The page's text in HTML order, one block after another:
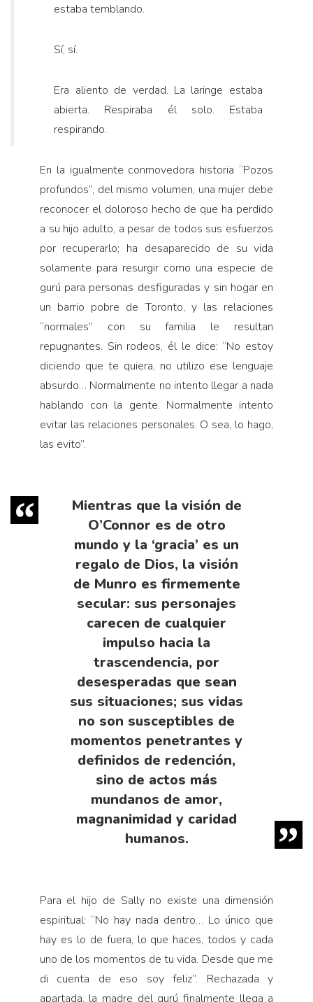
estaba temblando.
Sí, sí.
Era aliento de verdad. La laringe estaba
abierta. Respiraba él solo. Estaba
respirando.
En la igualmente conmovedora historia “Pozos
profundos”, del mismo volumen, una mujer debe
reconocer el doloroso hecho de que ha perdido
a su hijo adulto, a pesar de todos sus esfuerzos
por recuperarlo; ha desaparecido de su vida
solamente para resurgir como una especie de
gurú para personas desfiguradas y sin hogar en
un barrio pobre de Toronto, y las relaciones
“normales” con su familia le resultan
repugnantes. Sin rodeos, él le dice: “No estoy
diciendo que te quiera, no utilizo ese lenguaje
absurdo… Normalmente no intento llegar a nada
hablando con la gente. Normalmente intento
evitar las relaciones personales. O sea, lo hago,
las evito”.
Mientras que la visión de
O’Connor es de otro
mundo y la ‘gracia’ es un
regalo de Dios, la visión
de Munro es firmemente
secular: sus personajes
carecen de cualquier
impulso hacia la
trascendencia, por
desesperadas que sean
sus situaciones; sus vidas
no son susceptibles de
momentos penetrantes y
definidos de redención,
sino de actos más
mundanos de amor,
magnanimidad y caridad
humanos.
Para el hijo de Sally no existe una dimensión
espiritual: “No hay nada dentro… Lo único que
hay es lo de fuera, lo que haces, todos y cada
uno de los momentos de tu vida. Desde que me
di cuenta de eso soy feliz”. Rechazada y
apartada, la madre del gurú finalmente llega a